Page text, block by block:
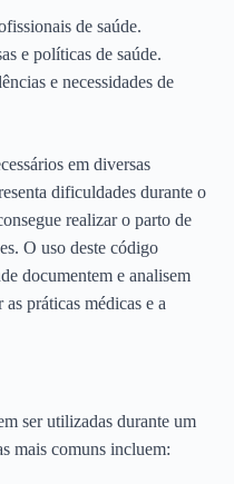
de saúde.
e políticas de saúde.
e necessidades de
em diversas
dificuldades durante o
realizar o parto de
O uso deste código
documentem e analisem
práticas médicas e a
ser utilizadas durante um
mais comuns incluem: